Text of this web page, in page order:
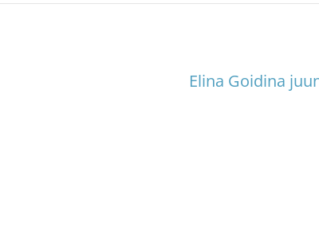
Elina Goidina